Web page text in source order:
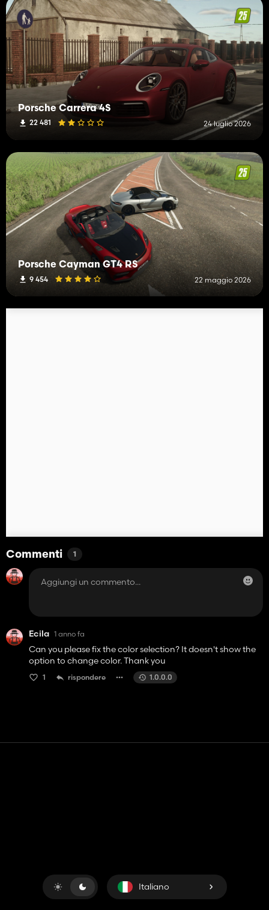
Porsche Carrera 4S
22 481 24 luglio 2026
Porsche Cayman GT4 RS
9 454 22 maggio 2026
Commenti 1
Ecila 1 anno fa
Can you please fix the color selection? It doesn't show the
option to change color. Thank you
1 rispondere 1.0.0.0
Italiano